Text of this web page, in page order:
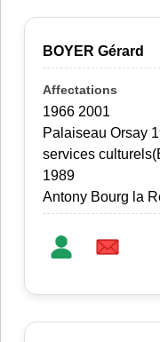
BOYER Gérard
1966 2001
Palaiseau Orsay
services
1989
Antony Bourg la